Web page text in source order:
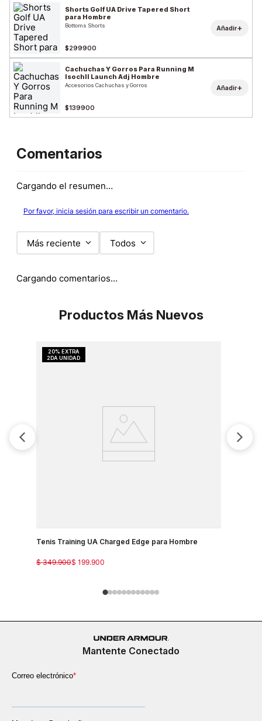
Shorts Golf UA Drive Tapered Short
para Hombre
Bottoms Shorts
$299900
Añadir+
Cachuchas Y Gorros Para Running M
Isochll Launch Adj Hombre
Accesorios Cachuchas y Gorros
$139900
Añadir+
Comentarios
Cargando el resumen…
Por favor, inicia sesión para escribir un comentario.
Más reciente Todos
Cargando comentarios…
Productos Más Nuevos
Tenis Training UA Charged Edge para Hombre
$ 199.900
$ 349.900
Mantente Conectado